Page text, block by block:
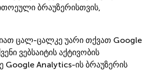
ბრაუზერისთვის,
ცალ-ცალკე უარი თქვათ Google
ვებსაიტის აქტივობის
Google Analytics-ის ბრაუზერის